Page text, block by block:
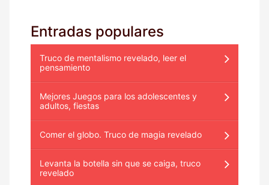
Entradas populares
Truco de mentalismo revelado, leer el
pensamiento
Mejores Juegos para los adolescentes y
adultos, fiestas
Comer el globo. Truco de magia revelado
Levanta la botella sin que se caiga, truco
revelado